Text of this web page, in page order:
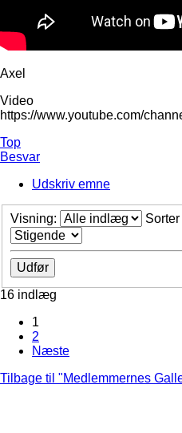
Axel
Video
https://www.youtube.com/
Top
Besvar
Udskriv emne
Visning: Sorter
16 indlæg
1
2
Næste
Tilbage til "Medlemmernes